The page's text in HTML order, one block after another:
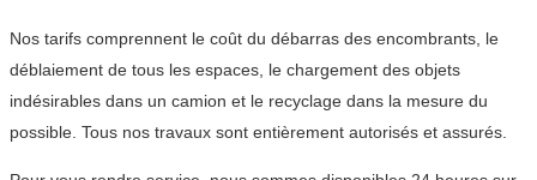
Nos tarifs comprennent le coût du débarras des encombrants, le
déblaiement de tous les espaces, le chargement des objets
indésirables dans un camion et le recyclage dans la mesure du
possible. Tous nos travaux sont entièrement autorisés et assurés.